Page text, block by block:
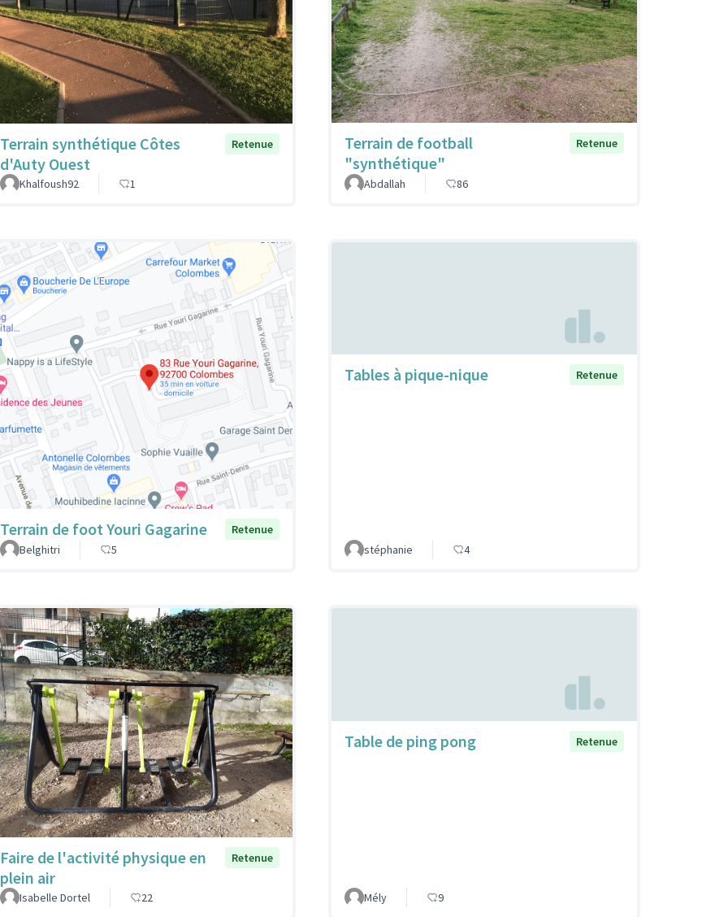
Terrain synthétique Côtes
d'Auty Ouest
Retenue
Khalfoush92 1
Terrain de football
"synthétique"
Retenue
Abdallah 86
Terrain de foot Youri Gagarine
Retenue
Belghitri
5
Tables à pique-nique Retenue
stéphanie 4
Faire de l'activité physique en
plein air
Retenue
Isabelle Dortel 22
Table de ping pong Retenue
Mély 9